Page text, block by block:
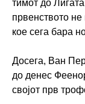
тимот до
првенството не
кое сега бара
Досега, Ван
до денес
својот прв